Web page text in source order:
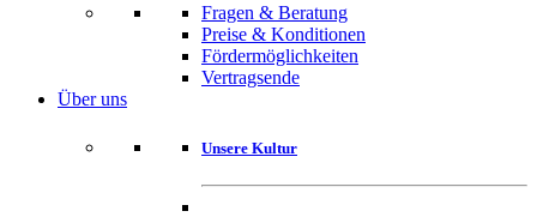
Fragen & Beratung
Preise & Konditionen
Fördermöglichkeiten
Vertragsende
Über uns
Unsere Kultur